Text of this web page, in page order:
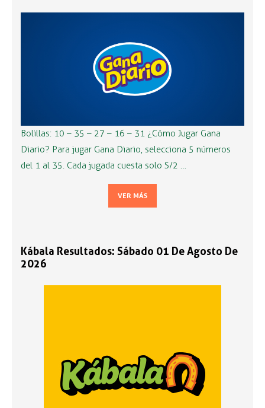
Bolillas: 10 – 35 – 27 – 16 – 31 ¿Cómo Jugar Gana
Diario? Para jugar Gana Diario, selecciona 5 números
del 1 al 35. Cada jugada cuesta solo S/2 …
VER MÁS
Kábala Resultados: Sábado 01 De Agosto De
2026